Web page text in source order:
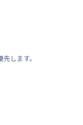
します。